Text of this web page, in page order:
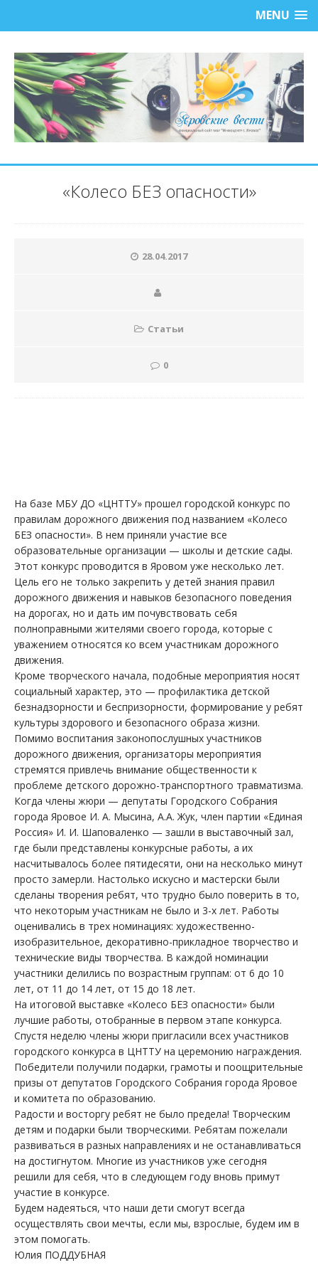
MENU
«Колесо БЕЗ опасности»
28.04.2017
Статьи
0
На базе МБУ ДО «ЦНТТУ» прошел городской конкурс по
правилам дорожного движения под названием «Колесо
БЕЗ опасности». В нем приняли участие все
образовательные организации — школы и детские сады.
Этот конкурс проводится в Яровом уже несколько лет.
Цель его не только закрепить у детей знания правил
дорожного движения и навыков безопасного поведения
на дорогах, но и дать им почувствовать себя
полноправными жителями своего города, которые с
уважением относятся ко всем участникам дорожного
движения.
Кроме творческого начала, подобные мероприятия носят
социальный характер, это — профилактика детской
безнадзорности и беспризорности, формирование у ребят
культуры здорового и безопасного образа жизни.
Помимо воспитания законопослушных участников
дорожного движения, организаторы мероприятия
стремятся привлечь внимание общественности к
проблеме детского дорожно-транспортного травматизма.
Когда члены жюри — депутаты Городского Собрания
города Яровое И. А. Мысина, А.А. Жук, член партии «Единая
Россия» И. И. Шаповаленко — зашли в выставочный зал,
где были представлены конкурсные работы, а их
насчитывалось более пятидесяти, они на несколько минут
просто замерли. Настолько искусно и мастерски были
сделаны творения ребят, что трудно было поверить в то,
что некоторым участникам не было и 3-х лет. Работы
оценивались в трех номинациях: художественно-
изобразительное, декоративно-прикладное творчество и
технические виды творчества. В каждой номинации
участники делились по возрастным группам: от 6 до 10
лет, от 11 до 14 лет, от 15 до 18 лет.
На итоговой выставке «Колесо БЕЗ опасности» были
лучшие работы, отобранные в первом этапе конкурса.
Спустя неделю члены жюри пригласили всех участников
городского конкурса в ЦНТТУ на церемонию награждения.
Победители получили подарки, грамоты и поощрительные
призы от депутатов Городского Собрания города Яровое
и комитета по образованию.
Радости и восторгу ребят не было предела! Творческим
детям и подарки были творческими. Ребятам пожелали
развиваться в разных направлениях и не останавливаться
на достигнутом. Многие из участников уже сегодня
решили для себя, что в следующем году вновь примут
участие в конкурсе.
Будем надеяться, что наши дети смогут всегда
осуществлять свои мечты, если мы, взрослые, будем им в
этом помогать.
Юлия ПОДДУБНАЯ